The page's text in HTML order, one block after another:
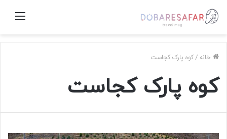
منو
خانه /کوه پارک کجاست
کوه پارک کجاست